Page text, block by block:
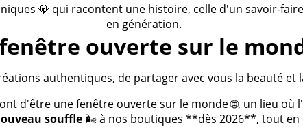
💎 qui racontent une histoire, celle d'un savoir-
en génération.
ouverte sur le
authentiques, de partager avec vous la beauté
d'être une fenêtre ouverte sur le monde 🌐, un lieu
souffle🌬️ à nos boutiques **dès 2026**, tout en